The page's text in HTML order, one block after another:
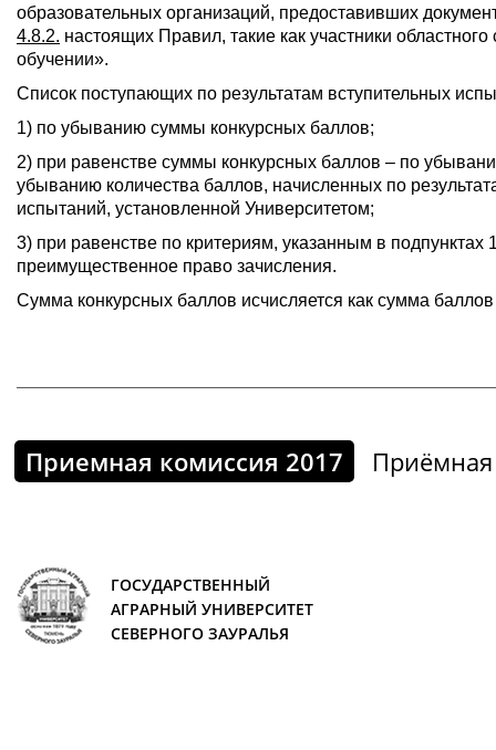
образовательных организаций, предоставивших
4.8.2. настоящих Правил, такие как участники
обучении».
Список поступающих по результатам вступительных
1) по убыванию суммы конкурсных баллов;
2) при равенстве суммы конкурсных баллов – по
убыванию количества баллов, начисленных по
испытаний, установленной Университетом;
3) при равенстве по критериям, указанным в
преимущественное право зачисления.
Сумма конкурсных баллов исчисляется как сумма
Приемная комиссия 2017
ГОСУДАРСТВЕННЫЙ
АГРАРНЫЙ УНИВЕРСИТЕТ
СЕВЕРНОГО ЗАУРАЛЬЯ